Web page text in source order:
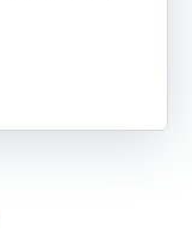
schickt mir
Hilft
Spätfröste